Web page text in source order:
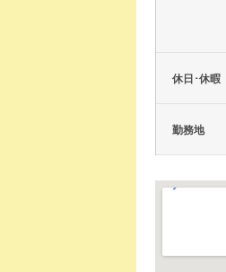
休日･休暇
勤務地